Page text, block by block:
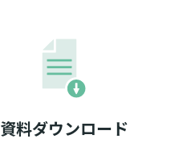
資料ダウンロード